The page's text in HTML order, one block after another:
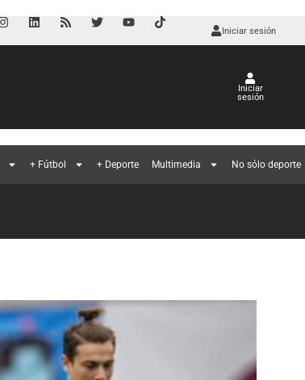
Iniciar sesión
Iniciar
sesión
+ Fútbol + Deporte Multimedia No sólo deporte